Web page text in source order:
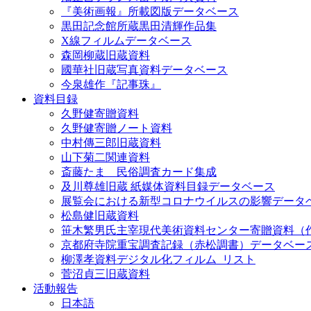
『美術画報』所載図版データベース
黒田記念館所蔵黒田清輝作品集
X線フィルムデータベース
森岡柳蔵旧蔵資料
國華社旧蔵写真資料データベース
今泉雄作『記事珠』
資料目録
久野健寄贈資料
久野健寄贈ノート資料
中村傳三郎旧蔵資料
山下菊二関連資料
斎藤たま 民俗調査カード集成
及川尊雄旧蔵 紙媒体資料目録データベース
展覧会における新型コロナウイルスの影響データ
松島健旧蔵資料
笹木繁男氏主宰現代美術資料センター寄贈資料（
京都府寺院重宝調査記録（赤松調書）データベー
柳澤孝資料デジタル化フィルム_リスト
菅沼貞三旧蔵資料
活動報告
日本語